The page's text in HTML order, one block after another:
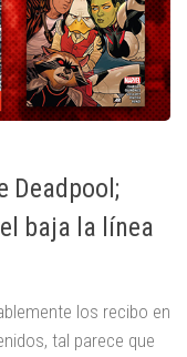
Deadpool;
baja la línea
los recibo en
tal parece que